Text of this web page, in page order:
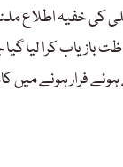
کی خفیہ اطلاع
بازیاب کرا لیا گیا
ہوئے فرار ہونے